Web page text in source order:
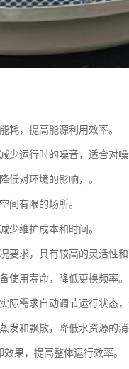
耗，提高能源利用效率。
少运行时的噪音，适合对噪
低对环境的影响，。
间有限的场所。
少维护成本和时间。
要求，具有较高的灵活性和
使用寿命，降低更换频率。
际需求自动调节运行状态，
发和飘散，降低水资源的消
果，提高整体运行效率。